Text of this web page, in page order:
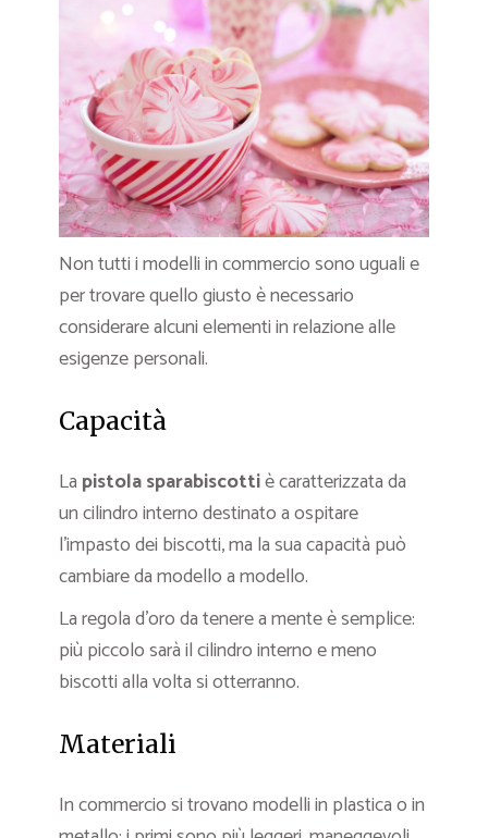
Non tutti i modelli in commercio sono uguali e
per trovare quello giusto è necessario
considerare alcuni elementi in relazione alle
esigenze personali.
Capacità
La pistola sparabiscottiè caratterizzata da
un cilindro interno destinato a ospitare
l’impasto dei biscotti, ma la sua capacità può
cambiare da modello a modello.
La regola d’oro da tenere a mente è semplice:
più piccolo sarà il cilindro interno e meno
biscotti alla volta si otterranno.
Materiali
In commercio si trovanomodelli in plastica o in